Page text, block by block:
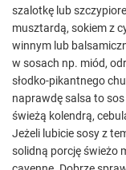
szalotkę lub
musztardą, sokiem z
winnym lub
w sosach np. miód,
słodko-pikantnego
naprawdę salsa to
świeżą kolendrą,
Jeżeli lubicie sosy z
solidną porcję świeżo